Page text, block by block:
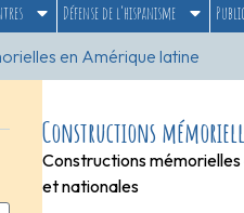
Défense de l’hispanisme
en Amérique latine
Constructions
Constructions
et nationales